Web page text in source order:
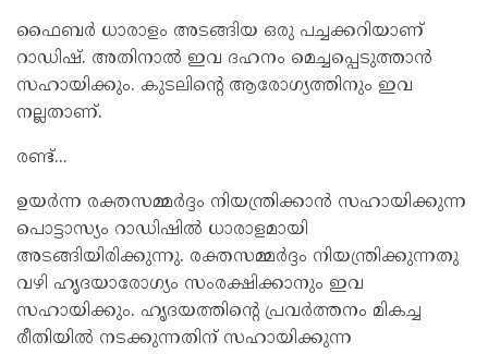
ഫൈബര്‍ ധാരാളം അടങ്ങിയ ഒരു പച്ചക്കറിയാണ്
റാഡിഷ്. അതിനാല്‍ ഇവ ദഹനം മെച്ചപ്പെടുത്താന്‍
സഹായിക്കും. കുടലിന്‍റെ ആരോഗ്യത്തിനും ഇവ
നല്ലതാണ്.
രണ്ട്...
ഉയര്‍ന്ന രക്തസമ്മര്‍ദ്ദം നിയന്ത്രിക്കാന്‍ സഹായിക്കുന്ന
പൊട്ടാസ്യം റാഡിഷില്‍ ധാരാളമായി
അടങ്ങിയിരിക്കുന്നു. രക്തസമ്മര്‍ദ്ദം നിയന്ത്രിക്കുന്നതു
വഴി ഹൃദയാരോഗ്യം സംരക്ഷിക്കാനും ഇവ
സഹായിക്കും. ഹൃദയത്തിന്‍റെ പ്രവര്‍ത്തനം മികച്ച
രീതിയില്‍ നടക്കുന്നതിന് സഹായിക്കുന്ന